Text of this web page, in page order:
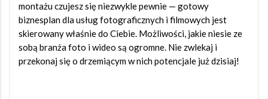
montażu czujesz się niezwykle pewnie — gotowy
biznesplan dla usług fotograficznych i filmowych jest
skierowany właśnie do Ciebie. Możliwości, jakie niesie ze
sobą branża foto i wideo są ogromne. Nie zwlekaj i
przekonaj się o drzemiącym w nich potencjale już dzisiaj!